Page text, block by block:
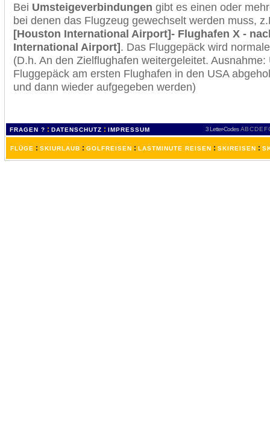
Bei Umsteigeverbindungen gibt es einen oder
bei denen das Flugzeug gewechselt werden muss,
[Houston International Airport]- Flughafen X -
International Airport]. Das Fluggepäck wird
(D.h. An den Zielflughafen weitergeleitet.
Fluggepäck am ersten Flughafen in den USA
und dann wieder aufgegeben werden)
FRAGEN ? : DATENSCHUTZ : IMPRESSUM 3 Letter-Codes ABCDEF
FLÜGE : SKIURLAUB : GOLFREISEN : LASTMINUTE REISEN : SKIREISEN :